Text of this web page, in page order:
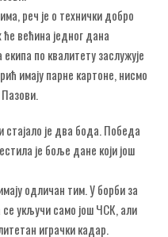
реч је о технички добро
већина једног дана
по квалитету заслужује
имају парне картоне, нисмо
стајало је два бода. Победа
је боље дане који још
одличан тим. У борби за
укључи само још ЧСК, али
играчки кадар.